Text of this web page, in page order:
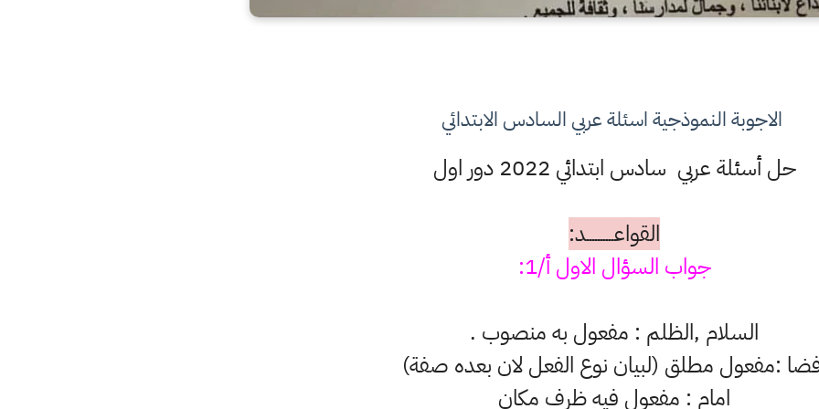
الاجوبة النموذجية اسئلة عربي السادس الابتدائي
حل أسئلة عربي سادس ابتدائي 2022 دور اول
القواعــــــــــد:
جواب السؤال الاول أ/1:
السلام ,الظلم : مفعول به منصوب .
:مفعول مطلق (لبيان نوع الفعل لان بعده صفة)
امام : مفعول فيه ظرف مكان